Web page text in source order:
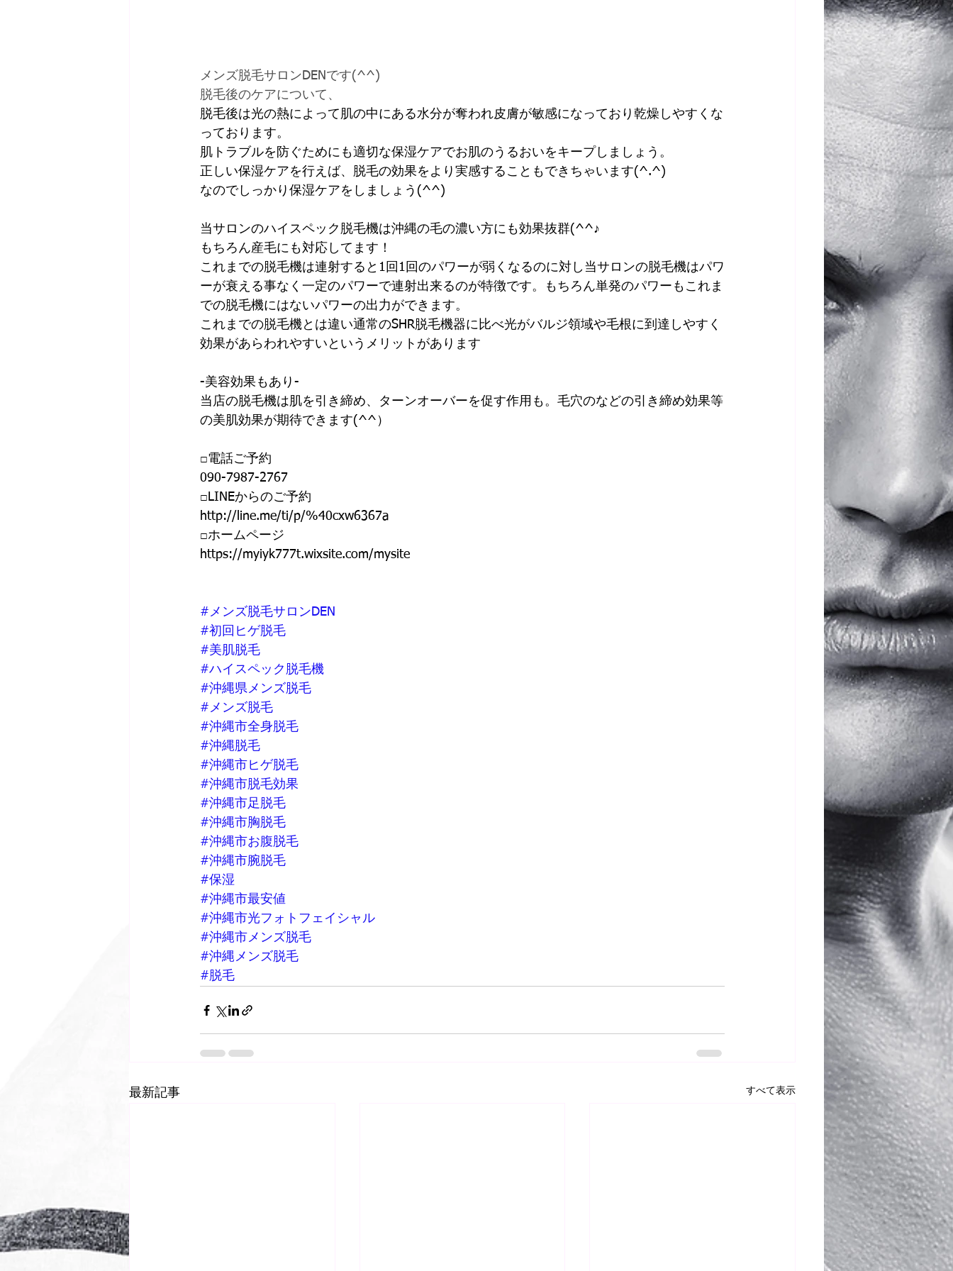
メンズ脱毛サロンDENです(^^)
脱毛後のケアについて、
脱毛後は光の熱によって肌の中にある水分が奪われ皮膚が敏感になっており乾燥しやすくな
っております。
肌トラブルを防ぐためにも適切な保湿ケアでお肌のうるおいをキープしましょう。
正しい保湿ケアを行えば、脱毛の効果をより実感することもできちゃいます(^.^)
なのでしっかり保湿ケアをしましょう(^^)
当サロンのハイスペック脱毛機は沖縄の毛の濃い方にも効果抜群(^^♪
もちろん産毛にも対応してます！
これまでの脱毛機は連射すると1回1回のパワーが弱くなるのに対し当サロンの脱毛機はパワ
ーが衰える事なく一定のパワーで連射出来るのが特徴です。もちろん単発のパワーもこれま
での脱毛機にはないパワーの出力ができます。
これまでの脱毛機とは違い通常のSHR脱毛機器に比べ光がバルジ領域や毛根に到達しやすく
効果があらわれやすいというメリットがあります
-美容効果もあり-
当店の脱毛機は肌を引き締め、ターンオーバーを促す作用も。毛穴のなどの引き締め効果等
の美肌効果が期待できます(^^）
□電話ご予約
090-7987-2767
□LINEからのご予約
http://line.me/ti/p/%40cxw6367a
□ホームページ
https://myiyk777t.wixsite.com/mysite
#メンズ脱毛サロンDEN
#初回ヒゲ脱毛
#美肌脱毛
#ハイスペック脱毛機
#沖縄県メンズ脱毛
#メンズ脱毛
#沖縄市全身脱毛
#沖縄脱毛
#沖縄市ヒゲ脱毛
#沖縄市脱毛効果
#沖縄市足脱毛
#沖縄市胸脱毛
#沖縄市お腹脱毛
#沖縄市腕脱毛
#保湿
#沖縄市最安値
#沖縄市光フォトフェイシャル
#沖縄市メンズ脱毛
#沖縄メンズ脱毛
#脱毛
最新記事 すべて表示